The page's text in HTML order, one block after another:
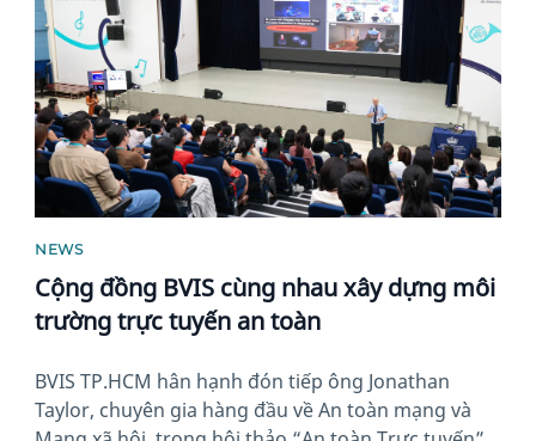
NEWS
Cộng đồng BVIS cùng nhau xây dựng môi
trường trực tuyến an toàn
BVIS TP.HCM hân hạnh đón tiếp ông Jonathan
Taylor, chuyên gia hàng đầu về An toàn mạng và